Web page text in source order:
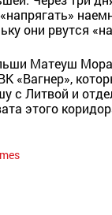
они рвутся
Матеуш
«Вагнер»,
с Литвой и
этого